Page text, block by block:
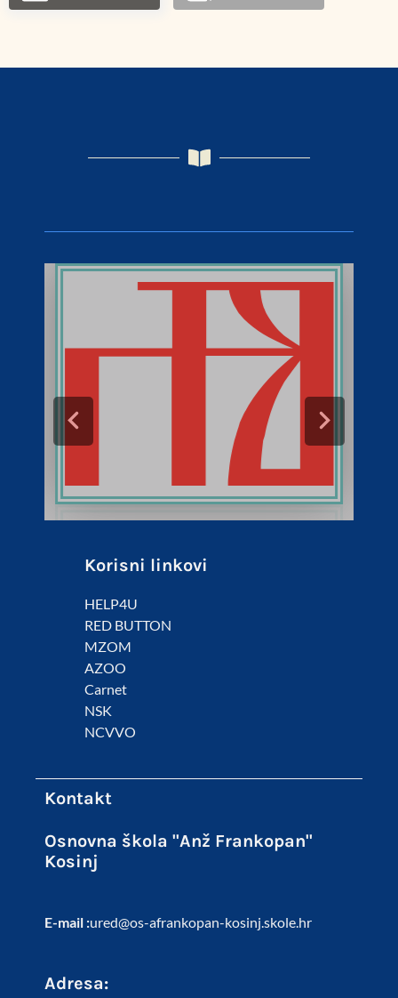
Korisni linkovi
HELP4U
RED BUTTON
MZOM
AZOO
Carnet
NSK
NCVVO
Kontakt
Osnovna škola "Anž Frankopan"
Kosinj
E-mail :ured@os-afrankopan-kosinj.skole.hr
Adresa: